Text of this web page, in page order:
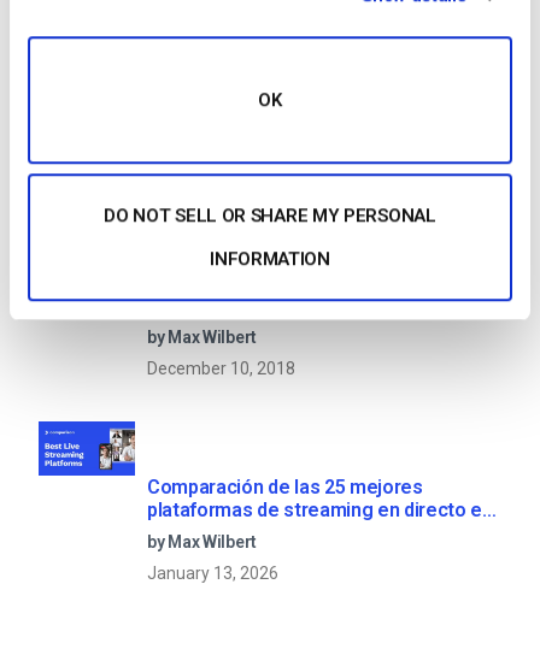
OK
DO NOT SELL OR SHARE MY PERSONAL
INFORMATION
de los medios en streaming
January 16, 2026
empleados con las comunicaciones
corporativas en directo
by Max Wilbert
December 10, 2018
Comparación de las 25 mejores
plataformas de streaming en directo en
2025
by Max Wilbert
January 13, 2026